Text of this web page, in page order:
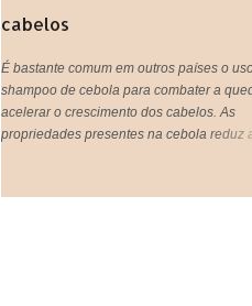
cabelos
É bastante comum em outros países o
shampoo de cebola para combater a
acelerar o crescimento dos cabelos. As
propriedades presentes na cebola reduz a
rápido, proporciona sensação de